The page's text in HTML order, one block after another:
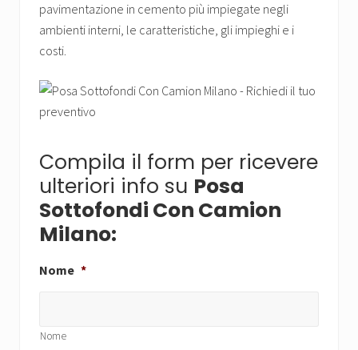
pavimentazione in cemento più impiegate negli
ambienti interni, le caratteristiche, gli impieghi e i
costi.
Compila il form per ricevere
ulteriori info su Posa
Sottofondi Con Camion
Milano:
Nome *
Nome